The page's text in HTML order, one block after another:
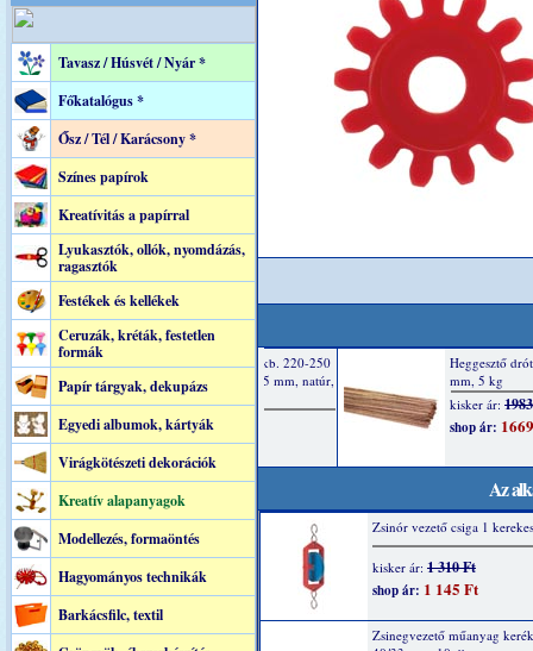
Tavasz / Húsvét / Nyár *
Főkatalógus *
Ősz / Tél / Karácsony *
Színes papírok
Kreatívitás a papírral
Lyukasztók, ollók, nyomdázás,
ragasztók
Festékek és kellékek
Ceruzák, kréták, festetlen
formák
Papír tárgyak, dekupázs
Egyedi albumok, kártyák
Virágkötészeti dekorációk
Kreatív alapanyagok
Modellezés, formaöntés
Hagyományos technikák
Barkácsfilc, textil
Az
Zsinór vezető csiga 1
kisker ár: 1 310 Ft
shop ár: 1 145 Ft
Zsinegvezető műanyag